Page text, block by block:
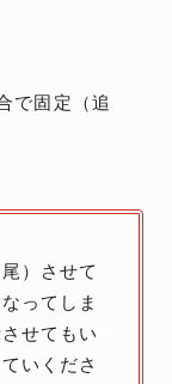
で固定（追
）させて
ってしま
せてもい
いくださ